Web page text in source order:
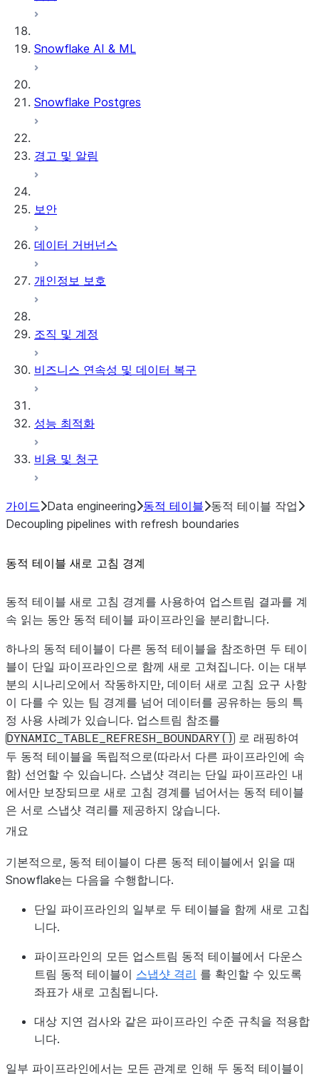
Snowflake AI & ML
Snowflake Postgres
경고 및 알림
보안
데이터 거버넌스
개인정보 보호
조직 및 계정
비즈니스 연속성 및 데이터 복구
성능 최적화
비용 및 청구
가이드 Data engineering 동적 테이블 동적 테이블 작업
Decoupling pipelines with refresh boundaries
동적 테이블 새로 고침 경계
동적 테이블 새로 고침 경계를 사용하여 업스트림 결과를 계
속 읽는 동안 동적 테이블 파이프라인을 분리합니다.
하나의 동적 테이블이 다른 동적 테이블을 참조하면 두 테이
블이 단일 파이프라인으로 함께 새로 고쳐집니다. 이는 대부
분의 시나리오에서 작동하지만, 데이터 새로 고침 요구 사항
이 다를 수 있는 팀 경계를 넘어 데이터를 공유하는 등의 특
정 사용 사례가 있습니다. 업스트림 참조를
DYNAMIC_TABLE_REFRESH_BOUNDARY() 로 래핑하여
두 동적 테이블을 독립적으로(따라서 다른 파이프라인에 속
함) 선언할 수 있습니다. 스냅샷 격리는 단일 파이프라인 내
에서만 보장되므로 새로 고침 경계를 넘어서는 동적 테이블
은 서로 스냅샷 격리를 제공하지 않습니다.
개요
기본적으로, 동적 테이블이 다른 동적 테이블에서 읽을 때
Snowflake는 다음을 수행합니다.
단일 파이프라인의 일부로 두 테이블을 함께 새로 고칩
니다.
파이프라인의 모든 업스트림 동적 테이블에서 다운스
트림 동적 테이블이 스냅샷 격리 를 확인할 수 있도록
좌표가 새로 고침됩니다.
대상 지연 검사와 같은 파이프라인 수준 규칙을 적용합
니다.
일부 파이프라인에서는 모든 관계로 인해 두 동적 테이블이